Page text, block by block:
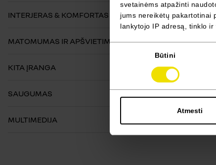
svetainėms atpažinti
jums nereikėtų pakartotinai
lankytojo IP adresą, tinklo ir
Būtini
Atmesti
INTERJERAS & KOMFORTAS
MATOMUMAS IR APŠVIETIMAS
KITA ĮRANGA
SAUGUMAS
MULTIMEDIJA